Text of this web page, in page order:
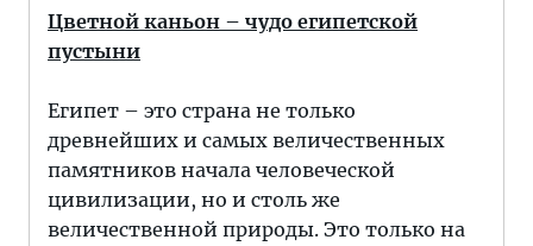
Цветной каньон – чудо египетской
пустыни
Египет – это страна не только
древнейших и самых величественных
памятников начала человеческой
цивилизации, но и столь же
величественной природы. Это только на